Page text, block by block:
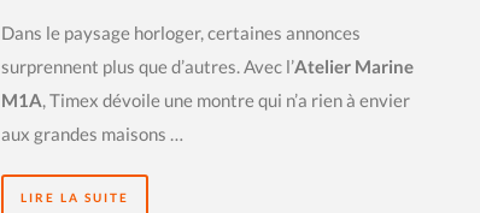
Dans le paysage horloger, certaines annonces
surprennent plus que d’autres. Avec l’Atelier Marine
M1A, Timex dévoile une montre qui n’a rien à envier
aux grandes maisons …
LIRE LA SUITE